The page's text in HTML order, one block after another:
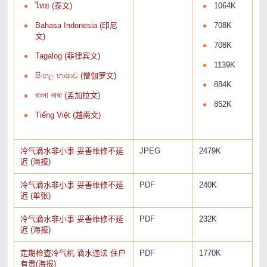
ไทย (泰文)
Bahasa Indonesia (印尼
文)
Tagalog (菲律宾文)
සිංහල භාෂාව (僧伽罗文)
বাংলা ভাষা (孟加拉文)
Tiếng Việt (越南文)
1064K
708K
708K
1139K
884K
852K
冷气滴水非小事 妥善维修不延
迟 (海报)
JPEG 2479K
冷气滴水非小事 妥善维修不延
迟 (单张)
PDF 240K
冷气滴水非小事 妥善维修不延
迟 (海报)
PDF 232K
定期检查冷气机 滴水违法 住户
有责(海报)
PDF 1770K